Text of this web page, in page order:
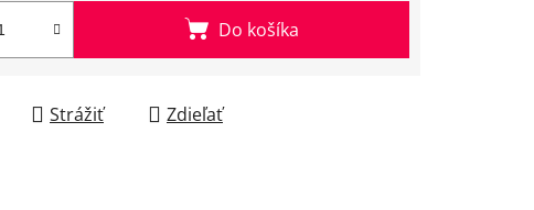
Do košíka
Strážiť Zdieľať